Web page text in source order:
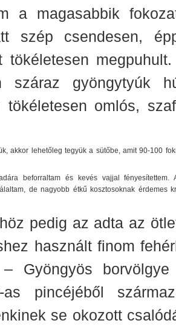
a magasabbik
szép csendesen,
tökéletesen
száraz gyöngytyúk
tökéletesen omlós,
akkor lehetőleg tegyük a sütőbe, amit 90-100
beforraltam és kevés vajjal fényesítettem.
de nagyobb étkű kosztosoknak érdemes
pedig az adta az
használt finom
– Gyöngyös
pincéjéből
se okozott